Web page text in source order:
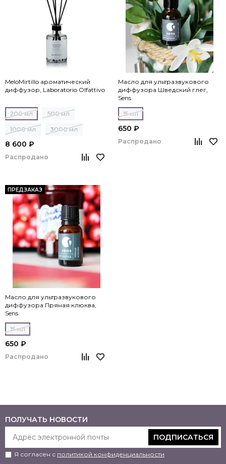
MeloMirtillo ароматический
диффузор, Laboratorio Olfattivo
200 мл 500 мл
1000 мл 3000 мл
8 600 ₽
Распродано
Масло для ультразвукового
диффузора Шведский глег,
Sens
15 мл
650 ₽
Распродано
ПРЕДЗАКАЗ
Масло для ультразвукового
диффузора Пряная клюква,
Sens
15 мл
650 ₽
Распродано
ПОЛУЧАТЬ НОВОСТИ
ПОДПИСАТЬСЯ
Я согласен с политикой конфиденциальности